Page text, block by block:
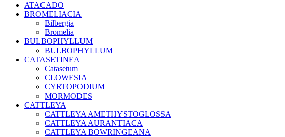
ATACADO
BROMELIACIA
Bilbergia
Bromelia
BULBOPHYLLUM
BULBOPHYLLUM
CATASETINEA
Catasetum
CLOWESIA
CYRTOPODIUM
MORMODES
CATTLEYA
CATTLEYA AMETHYSTOGLOSSA
CATTLEYA AURANTIACA
CATTLEYA BOWRINGEANA